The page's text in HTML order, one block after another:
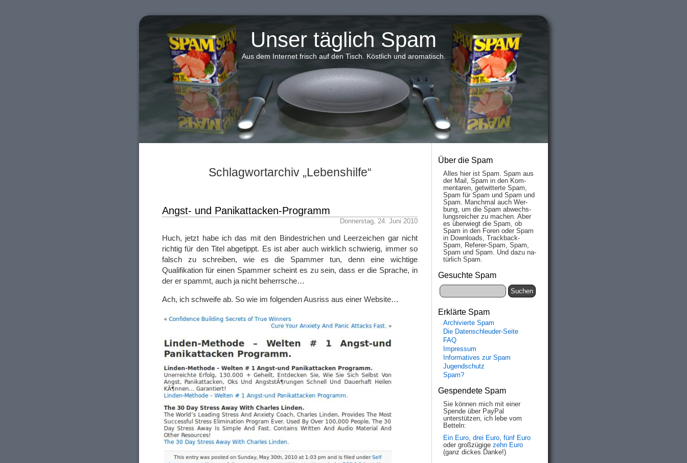
Unser täglich Spam
Aus dem Internet frisch auf den Tisch. Köstlich und aromatisch.
Schlagwortarchiv „Lebenshilfe“
Angst- und Panikattacken-Programm
Donnerstag, 24. Juni 2010
Huch, jetzt habe ich das mit den Bindestrichen und Leerzeichen gar nicht
richtig für den Titel abgetippt. Es ist aber auch wirklich schwierig, immer so
falsch zu schreiben, wie es die Spammer tun, denn eine wichtige
Qualifikation für einen Spammer scheint es zu sein, dass er die Sprache, in
der er spammt, auch ja nicht beherrsche…
Ach, ich schweife ab. So wie im folgenden Ausriss aus einer Website…
Über die Spam
Alles hier ist Spam. Spam aus
der Mail, Spam in den Kom­
men­taren, ge­twit­ter­te Spam,
Spam für Spam und Spam und
Spam. Manch­mal auch Wer­
bung, um die Spam ab­wechs­
lungs­reich­er zu mach­en. Aber
es über­wiegt die Spam, ob
Spam in den Fo­ren oder Spam
in Down­loads, Track­back-
Spam, Re­fe­rer-Spam, Spam,
Spam und Spam. Und da­zu na­
tür­lich Spam.
Gesuchte Spam
Erklärte Spam
Archivierte Spam
Die Datenschleuder-Seite
FAQ
Impressum
Informatives zur Spam
Jugendschutz
Spam?
Gespendete Spam
Sie können mich mit einer
Spende über PayPal
unterstützen, ich lebe vom
Betteln:
Ein Euro, drei Euro, fünf Euro
oder großzügige zehn Euro
(ganz dickes Danke!)